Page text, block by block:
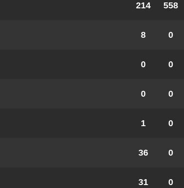
214 558
8 0
0 0
0 0
1 0
36 0
31 0